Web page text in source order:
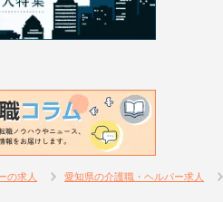
の求人 愛知県の介護職・ヘルパー求人